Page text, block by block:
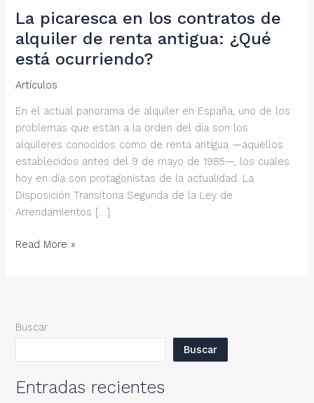
La picaresca en los contratos de
alquiler de renta antigua: ¿Qué
está ocurriendo?
Artículos
En el actual panorama de alquiler en España, uno de los
problemas que están a la orden del día son los
alquileres conocidos como de renta antigua —aquellos
establecidos antes del 9 de mayo de 1985—, los cuales
hoy en día son protagonistas de la actualidad. La
Disposición Transitoria Segunda de la Ley de
Arrendamientos […]
La
de
de
renta
antigua:
Read More »
Buscar
Buscar
Entradas recientes